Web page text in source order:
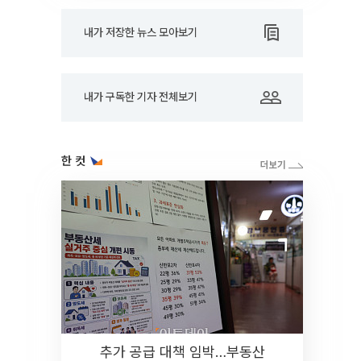
내가 저장한 뉴스 모아보기
내가 구독한 기자 전체보기
한 컷
추가 공급 대책 임박…부동산